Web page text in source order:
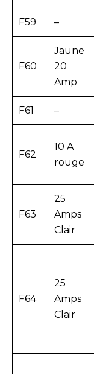
F59 –
F60
Jaune
20
Amp
F61 –
F62
10 A
rouge
F63
25
Amps
Clair
F64
25
Amps
Clair